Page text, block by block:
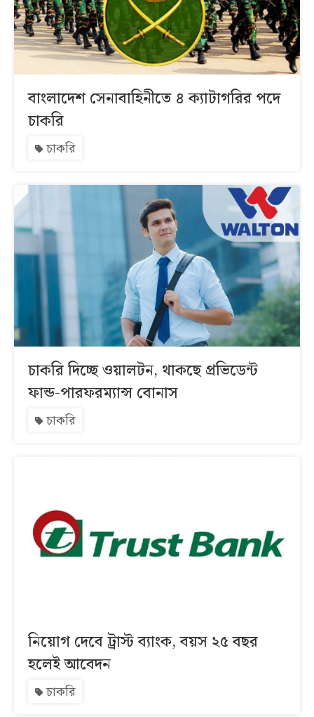
বাংলাদেশ সেনাবাহিনীতে ৪ ক্যাটাগরির পদে
চাকরি
চাকরি
চাকরি দিচ্ছে ওয়ালটন, থাকছে প্রভিডেন্ট
ফান্ড-পারফরম্যান্স বোনাস
চাকরি
নিয়োগ দেবে ট্রাস্ট ব্যাংক, বয়স ২৫ বছর
হলেই আবেদন
চাকরি